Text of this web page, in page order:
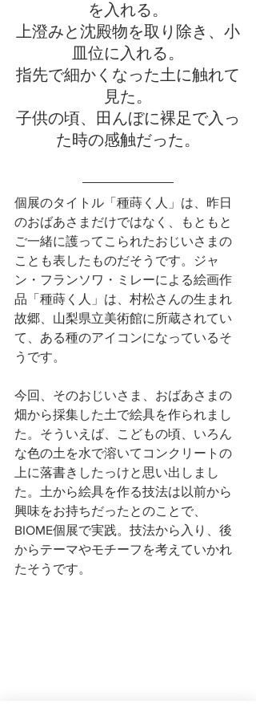
を入れる。
上澄みと沈殿物を取り除き、小
皿位に入れる。
指先で細かくなった土に触れて
見た。
子供の頃、田んぼに裸足で入っ
た時の感触だった。
個展のタイトル「種蒔く人」は、昨日
のおばあさまだけではなく、もともと
ご一緒に護ってこられたおじいさまの
ことも表したものだそうです。ジャ
ン・フランソワ・ミレーによる絵画作
品「種蒔く人」は、村松さんの生まれ
故郷、山梨県立美術館に所蔵されてい
て、ある種のアイコンになっているそ
うです。
今回、そのおじいさま、おばあさまの
畑から採集した土で絵具を作られまし
た。そういえば、こどもの頃、いろん
な色の土を水で溶いてコンクリートの
上に落書きしたっけと思い出しまし
た。土から絵具を作る技法は以前から
興味をお持ちだったとのことで、
BIOME個展で実践。技法から入り、後
からテーマやモチーフを考えていかれ
たそうです。